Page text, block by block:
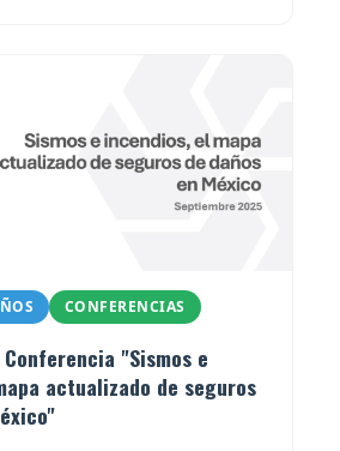
CONFERENCIAS
"Sismos e
actualizado de seguros